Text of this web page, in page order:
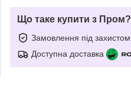
Що таке купити з Пром?
Замовлення під захистом
Доступна доставка